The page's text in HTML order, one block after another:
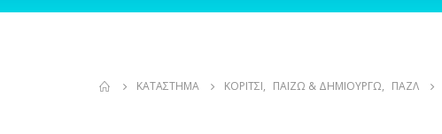
ΚΑΤΆΣΤΗΜΑ ΚΟΡΊΤΣΙ, ΠΑΊΖΩ & ΔΗΜΙΟΥΡΓΏ, ΠΑΖΛ